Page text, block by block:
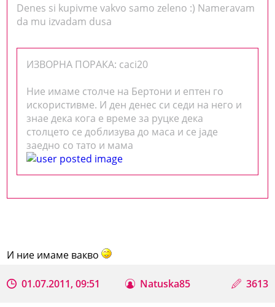
Denes si kupivme vakvo samo zeleno :) Nameravam
da mu izvadam dusa
ИЗВОРНА ПОРАКА: caci20
Ние имаме столче на Бертони и ептен го
искористивме. И ден денес си седи на него и
знае дека кога е време за руцке дека
столцето се доблизува до маса и се јаде
заедно со тато и мама
И ние имаме вакво
01.07.2011, 09:51 Natuska85 3613